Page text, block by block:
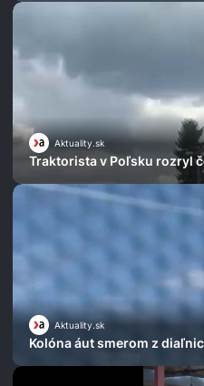
Aktuality.sk
Traktorista v Poľsku rozryl
Aktuality.sk
Kolóna áut smerom z